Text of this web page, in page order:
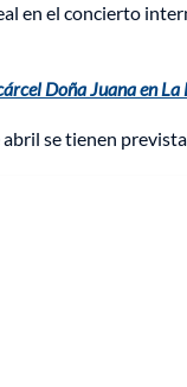
en el concierto
Doña Juana en
se tienen